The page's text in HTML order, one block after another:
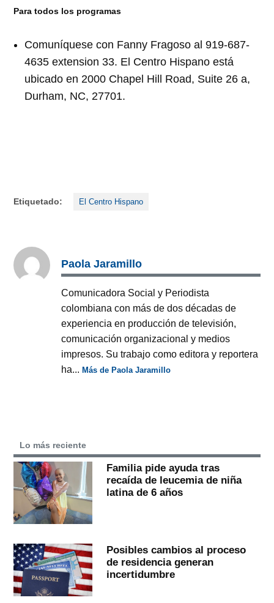
Para todos los programas
Comuníquese con Fanny Fragoso al 919-687-
4635 extension 33. El Centro Hispano está
ubicado en 2000 Chapel Hill Road, Suite 26 a,
Durham, NC, 27701.
Etiquetado: El Centro Hispano
Paola Jaramillo
Comunicadora Social y Periodista
colombiana con más de dos décadas de
experiencia en producción de televisión,
comunicación organizacional y medios
impresos. Su trabajo como editora y reportera
ha...Más de Paola Jaramillo
Lo más reciente
Familia pide ayuda tras
recaída de leucemia de niña
latina de 6 años
Posibles cambios al proceso
de residencia generan
incertidumbre